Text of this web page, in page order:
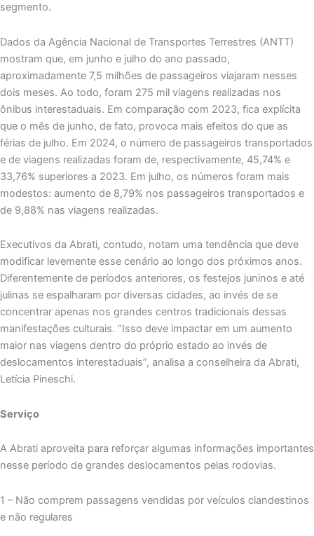
segmento.
Dados da Agência Nacional de Transportes Terrestres (ANTT)
mostram que, em junho e julho do ano passado,
aproximadamente 7,5 milhões de passageiros viajaram nesses
dois meses. Ao todo, foram 275 mil viagens realizadas nos
ônibus interestaduais. Em comparação com 2023, fica explícita
que o mês de junho, de fato, provoca mais efeitos do que as
férias de julho. Em 2024, o número de passageiros transportados
e de viagens realizadas foram de, respectivamente, 45,74% e
33,76% superiores a 2023. Em julho, os números foram mais
modestos: aumento de 8,79% nos passageiros transportados e
de 9,88% nas viagens realizadas.
Executivos da Abrati, contudo, notam uma tendência que deve
modificar levemente esse cenário ao longo dos próximos anos.
Diferentemente de períodos anteriores, os festejos juninos e até
julinas se espalharam por diversas cidades, ao invés de se
concentrar apenas nos grandes centros tradicionais dessas
manifestações culturais. “Isso deve impactar em um aumento
maior nas viagens dentro do próprio estado ao invés de
deslocamentos interestaduais”, analisa a conselheira da Abrati,
Letícia Pineschi.
Serviço
A Abrati aproveita para reforçar algumas informações importantes
nesse período de grandes deslocamentos pelas rodovias.
1 – Não comprem passagens vendidas por veículos clandestinos
e não regulares